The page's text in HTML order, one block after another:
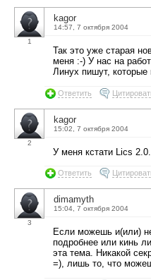
1
kagor
14:57, 7 октября 2004
Так это уже старая
меня :-) У нас на
Линух пишут,
Ответить
2
kagor
15:02, 7 октября 2004
У меня кстати Lics
Ответить
3
dimamyth
15:04, 7 октября 2004
Если можешь и(или)
подробнее или кинь
эта тема. Никакой
=), лишь то, что